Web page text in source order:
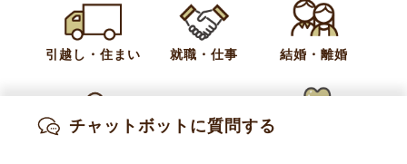
引越し・住まい 就職・仕事 結婚・離婚
チャットボットに質問する